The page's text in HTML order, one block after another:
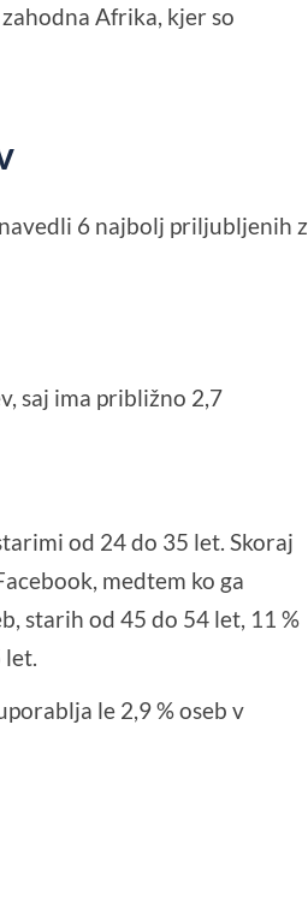
Afrika, kjer so
6 najbolj priljubljenih z
saj ima približno 2,7
od 24 do 35 let. Skoraj
medtem ko ga
starih od 45 do 54 let, 11 %
le 2,9 % oseb v